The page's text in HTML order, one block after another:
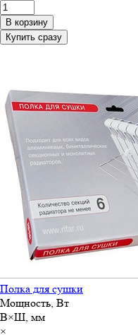
В корзину
Купить сразу
Полка для сушки
Мощность, Вт
В×Ш, мм
×